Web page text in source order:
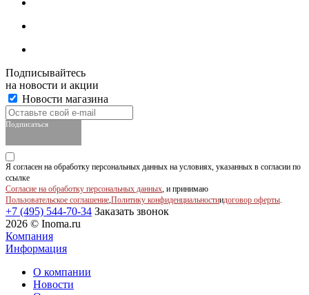
Подписывайтесь
на новости и акции
Новости магазина
Подписаться
Я согласен на обработку персональных данных на условиях, указанных в согласии по
ссылке
Согласие на обработку персональных данных, и принимаю
Пользовательское соглашение,Политику конфиденциальностиидоговор оферты.
+7 (495) 544-70-34 Заказать звонок
2026 © Inoma.ru
Компания
Информация
О компании
Новости